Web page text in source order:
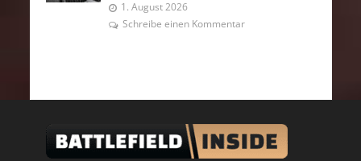
1. August 2026
Schreibe einen Kommentar